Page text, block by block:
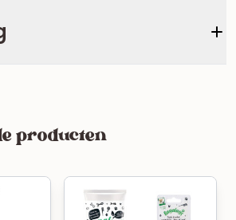
producten